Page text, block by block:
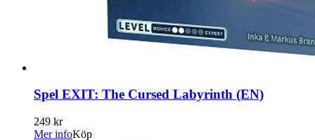
Spel EXIT: The Cursed Labyrinth (EN)
249 kr
Mer infoKöp